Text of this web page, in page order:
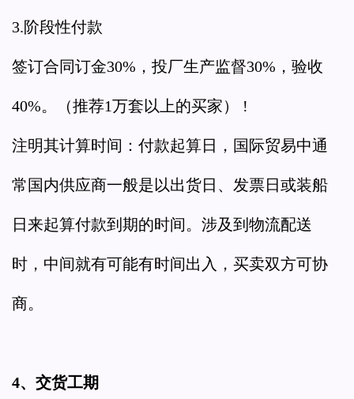
3.阶段性付款
签订合同订金30%，投厂生产监督30%，验收
40%。（推荐1万套以上的买家） !
注明其计算时间：付款起算日，国际贸易中通
常国内供应商一般是以出货日、发票日或装船
日来起算付款到期的时间。涉及到物流配送
时，中间就有可能有时间出入，买卖双方可协
商。
4、交货工期